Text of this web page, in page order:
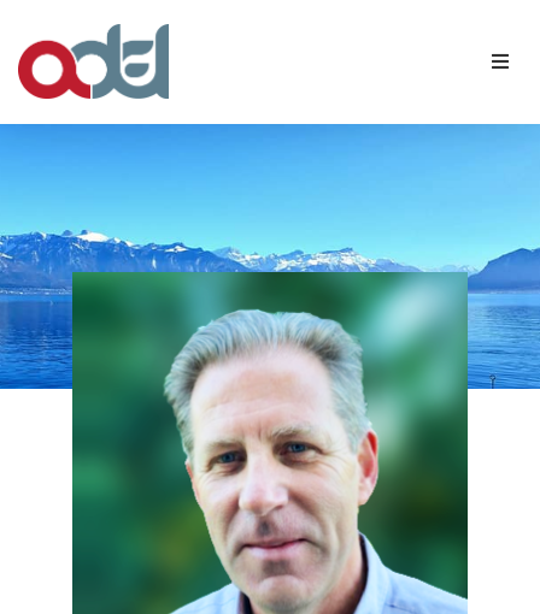
Agenda
Contact